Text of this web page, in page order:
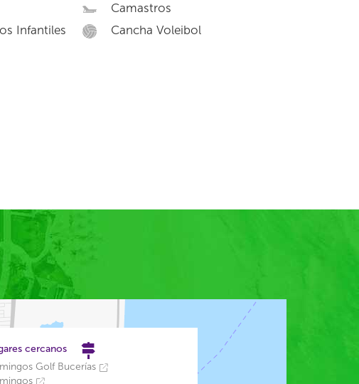
Infantiles
Camastros
Cancha Voleibol
cercanos
Golf Bucerías